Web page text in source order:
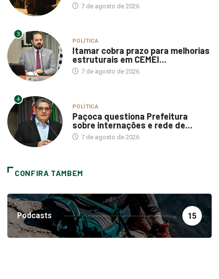
7 de agosto de 2026
3
POLÍTICA
Itamar cobra prazo para melhorias
estruturais em CEMEI...
7 de agosto de 2026
4
POLÍTICA
Paçoca questiona Prefeitura
sobre internações e rede de...
7 de agosto de 2026
CONFIRA TAMBEM
Podcasts 15